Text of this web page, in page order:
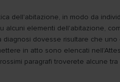
dell'abitazione, in modo da
elementi dell'abitazione,
dovesse risultare che
in atto sono elencati
paragrafi troverete alcune